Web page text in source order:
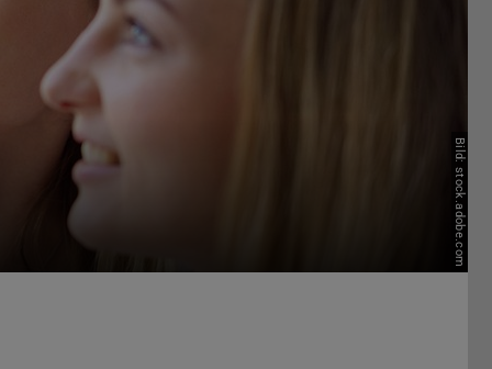
Bild: stock.adobe.com